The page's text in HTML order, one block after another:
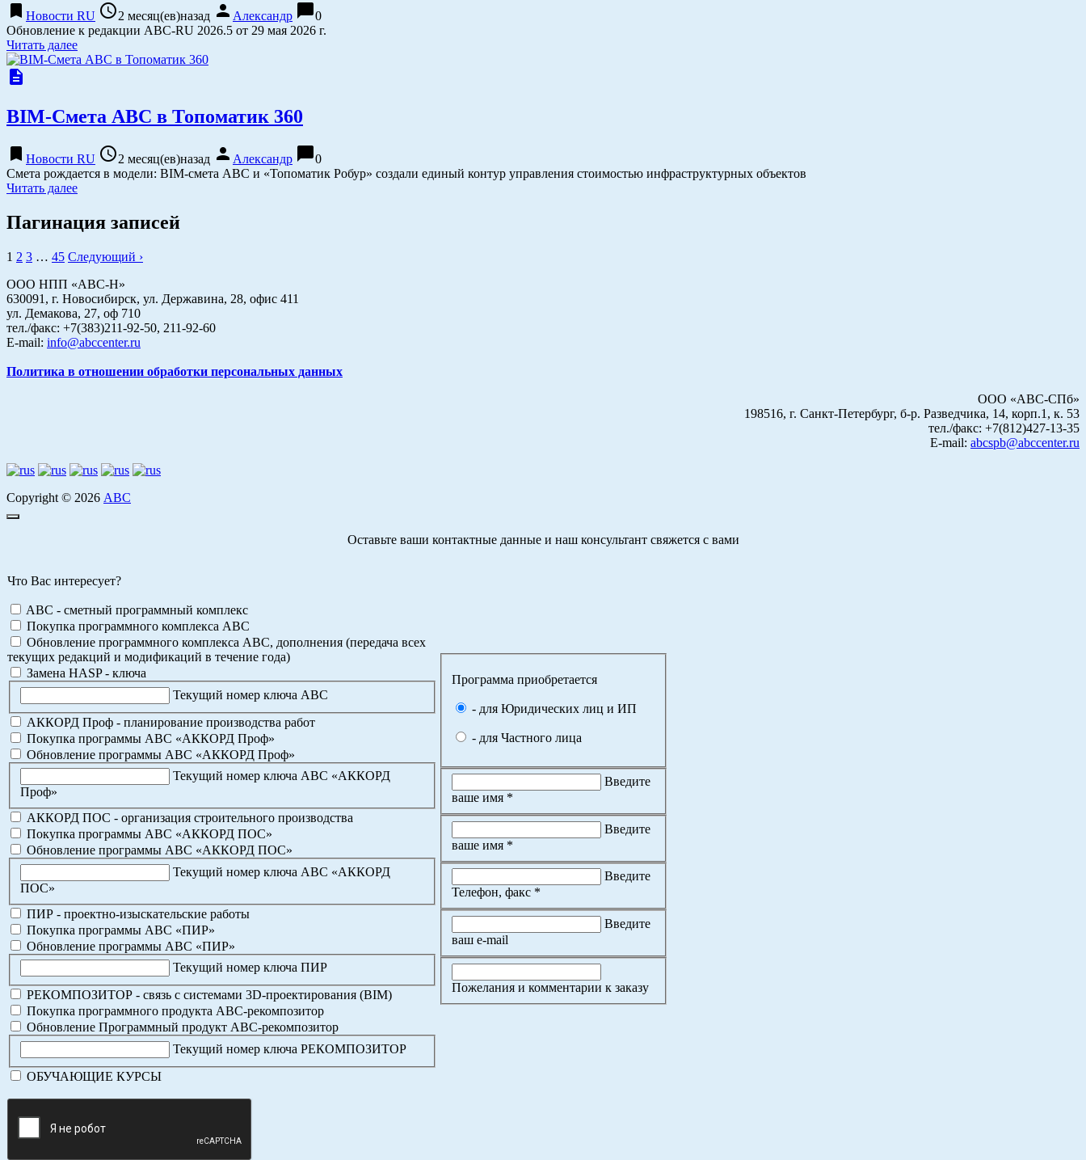
bookmark Новости RU access_time2 месяц(ев)назад person Александр chat_bubble0
Обновление к редакции АВС-RU 2026.5 от 29 мая 2026 г.
Читать далее
description
BIM-Смета АВС в Топоматик 360
bookmark Новости RU access_time2 месяц(ев)назад person Александр chat_bubble0
Смета рождается в модели: BIM-смета АВС и «Топоматик Робур» создали единый контур управления стоимостью инфраструктурных объектов
Читать далее
Пагинация записей
1 2 3 … 45 Следующий ›
ООО НПП «АВС-Н»
630091, г. Новосибирск, ул. Державина, 28, офис 411
ул. Демакова, 27, оф 710
тел./факс: +7(383)211-92-50, 211-92-60
E-mail: info@abccenter.ru
Политика в отношении обработки персональных данных
ООО «АВС-СПб»
198516, г. Санкт-Петербург, б-р. Разведчика, 14, корп.1, к. 53
тел./факс: +7(812)427-13-35
E-mail: abcspb@abccenter.ru
Copyright © 2026 АВС
Оставьте ваши контактные данные и наш консультант свяжется с вами
Что Вас интересует?
ABC - сметный программный комплекс
Покупка программного комплекса АВС
Обновление программного комплекса АВС, дополнения (передача всех
текущих редакций и модификаций в течение года)
Замена HASP - ключа
Текущий номер ключа АВС
АККОРД Проф - планирование производства работ
Покупка программы АВС «АККОРД Проф»
Обновление программы АВС «АККОРД Проф»
Текущий номер ключа АВС «АККОРД
Проф»
АККОРД ПОС - организация строительного производства
Покупка программы АВС «АККОРД ПОС»
Обновление программы АВС «АККОРД ПОС»
Текущий номер ключа АВС «АККОРД
ПОС»
ПИР - проектно-изыскательские работы
Покупка программы АВС «ПИР»
Обновление программы АВС «ПИР»
Текущий номер ключа ПИР
РЕКОМПОЗИТОР - связь с системами 3D-проектирования (BIM)
Покупка программного продукта АВС-рекомпозитор
Обновление Программный продукт АВС-рекомпозитор
Текущий номер ключа РЕКОМПОЗИТОР
ОБУЧАЮЩИЕ КУРСЫ
Программа приобретается
- для Юридических лиц и ИП
- для Частного лица
Введите
ваше имя *
Введите
ваше имя *
Введите
Телефон, факс *
Введите
ваш e-mail
Пожелания и комментарии к заказу